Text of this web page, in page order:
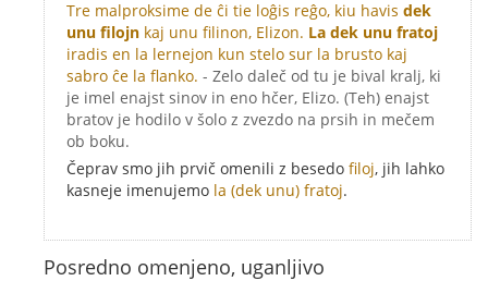
Tre malproksime de ĉi tie loĝis reĝo, kiu havis dek
unu filojn kaj unu filinon, Elizon. La dek unu fratoj
iradis en la lernejon kun stelo sur la brusto kaj
sabro ĉe la flanko. - Zelo daleč od tu je bival kralj, ki
je imel enajst sinov in eno hčer, Elizo. (Teh) enajst
bratov je hodilo v šolo z zvezdo na prsih in mečem
ob boku.
Čeprav smo jih prvič omenili z besedo filoj, jih lahko
kasneje imenujemo la (dek unu) fratoj.
Posredno omenjeno, uganljivo